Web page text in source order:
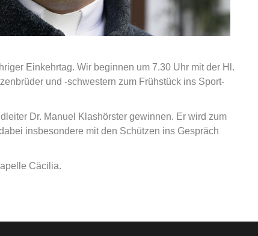
Einkehrtag. Wir beginnen um 7.30 Uhr mit der Hl.
und -schwestern zum Frühstück ins Sport-
Dr. Manuel Klashörster gewinnen. Er wird zum
insbesondere mit den Schützen ins Gespräch
Cäcilia.